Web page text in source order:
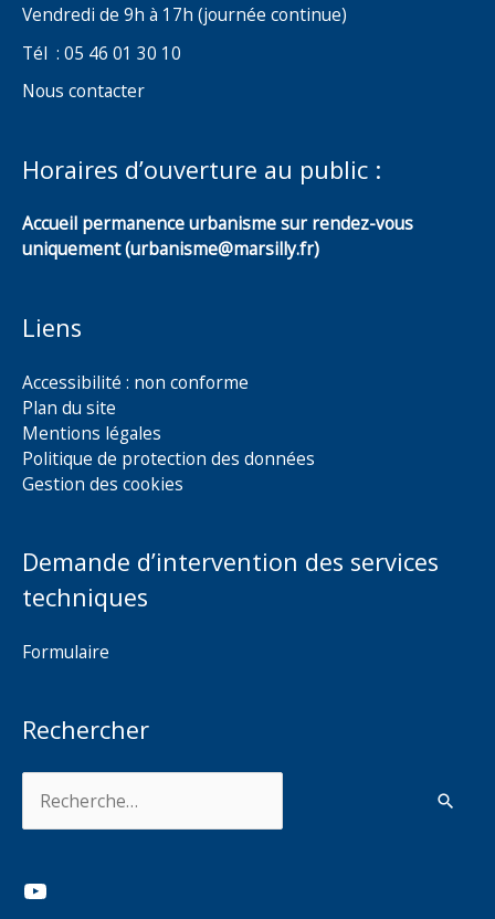
Vendredi de 9h à 17h (journée continue)
Tél : 05 46 01 30 10
Nous contacter
Horaires d’ouverture au public :
Accueil permanence urbanisme sur rendez-vous
uniquement (urbanisme@marsilly.fr)
Liens
Accessibilité : non conforme
Plan du site
Mentions légales
Politique de protection des données
Gestion des cookies
Demande d’intervention des services
techniques
Formulaire
Rechercher
YouTube